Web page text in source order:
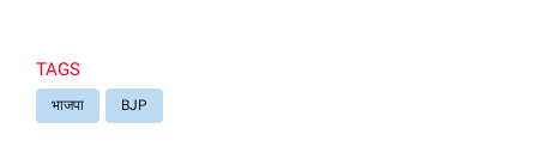
TAGS
भाजपा BJP